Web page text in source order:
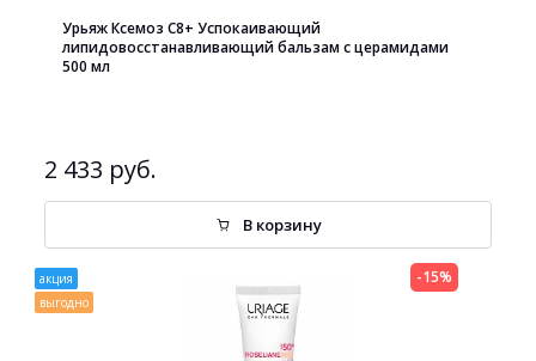
Урьяж Ксемоз С8+ Успокаивающий
липидовосстанавливающий бальзам с церамидами
500 мл
2 433 руб.
В корзину
акция
выгодно
-15%